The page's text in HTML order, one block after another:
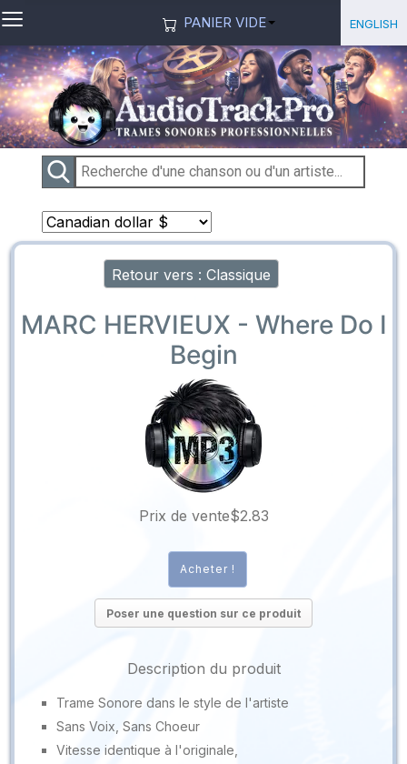
≡ PANIER VIDE English
Retour vers : Classique
MARC HERVIEUX - Where Do I
Begin
Prix ​​de vente$2.83
Poser une question sur ce produit
Description du produit
Trame Sonore dans le style de l'artiste
Sans Voix, Sans Choeur
Vitesse identique à l'originale,